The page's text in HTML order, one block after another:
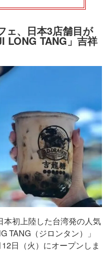
ェ、日本3店舗目が
LONG TANG」吉祥
初上陸した台湾発の人気
TANG（ジロンタン）」
日（火）にオープンしま